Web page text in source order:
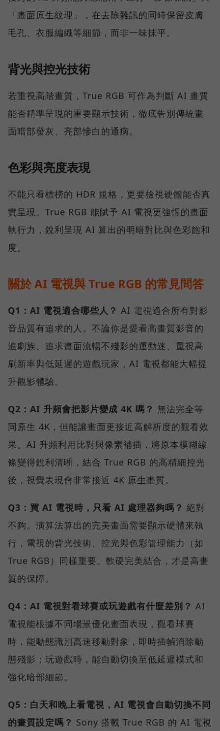
「畫面原生紋理」，在去除雜訊的同時保留皮膚
毛孔、衣服編織等細節，而非一味抹平。
背光與控光技術
若重視高階畫質，True RGB 可作為判斷 AI 畫質
能否精準呈現的重要顯示技術，徹底告別傳統畫
面暗部發灰、亮部慘白的通病。
色彩與亮度表現
不能只看標榜的 HDR 規格，更要檢視硬體能否真
實呈現。True RGB 能賦予 AI 電視更強悍的畫面
執行力，銳利呈現 AI 算出的明暗對比與色彩飽和
度。
關於 AI 電視與 True RGB 的常見問答
Q1：AI 電視適合哪些人？ AI 電視適合所有對影
音品質有追求的人。不論你是愛看高畫質影音的
追劇族、追求畫面流暢不殘影的運動迷、重視高
刷新率與低延遲的遊戲玩家，AI 電視都能大幅提
升觀影體驗。
Q2：AI 升頻會把影片變成 4K 嗎？ 無法完全等
同原生 4K，但能讓畫面更接近高解析度的觀看效
果。AI 升頻利用比對與像素補插，將原本模糊線
條變得銳利清晰，結合 True RGB 的高精細控光
後，視覺表現會非常接近 4K 原生畫質。
Q3：買 AI 電視時，只看 AI 處理器夠嗎？ 絕對
不夠。演算法算出的完美畫面需要顯示硬體來執
行，電視的背光技術、控光與色彩管理能力（如
True RGB）同樣重要。軟硬完美結合，才是高畫
質的保障。
Q4：AI 電視對看球賽或玩遊戲有什麼差別？ AI
電視能根據不同場景優化畫面表現，觀看球賽
時，能動態識別高速移動對象，即時插幀消除動
態殘影；玩遊戲時，能自動切換至低延遲模式和
強化暗部細節。
Q5：白天和晚上看電視，AI 電視會自動切換不同
的畫質設定嗎？ Sony 搭載 True RGB 的 AI 電視